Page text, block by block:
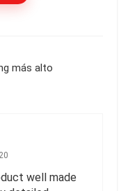
más alto
well made